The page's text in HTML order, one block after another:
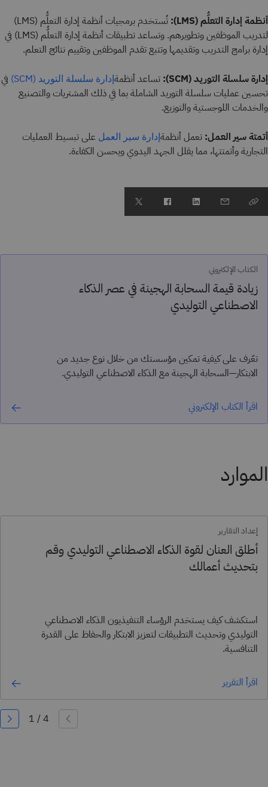
أنظمة إدارة التعلُّم (LMS):
تُستخدم برمجيات أنظمة إدارة التعلُّم (LMS)
لتدريب الموظفين وتطويرهم. وتساعد تطبيقات أنظمة إدارة التعلُّم (LMS) في
إدارة برامج التدريب وتقديمها وتتبع تقدم الموظفين وتقييم نتائج التعلم.
إدارة سلسلة التوريد (SCM): تساعد أنظمةإدارة سلسلة التوريد (SCM)
في
تحسين عمليات سلسلة التوريد الشاملة بما في ذلك المشتريات والتصنيع
والخدمات اللوجستية والتوزيع.
أتمتة سير العمل: تعمل أنظمةإدارة سير العمل على تبسيط العمليات
التجارية وأتمتتها، مما يقلل الجهد اليدوي ويحسن الكفاءة.
الكتاب الإلكتروني
زيادة قيمة السحابة الهجينة في عصر الذكاء
الاصطناعي التوليدي
تعّرف على كيفية تمكين مؤسستك من خلال نوع جديد من
الابتكار—السحابة الهجينة مع الذكاء الاصطناعي التوليدي.
اقرأ الكتاب الإلكتروني
الموارد
إعداد التقارير
أطلق العنان لقوة الذكاء الاصطناعي التوليدي وقم
بتحديث أعمالك
استكشف كيف يستخدم الرؤساء التنفيذيون الذكاء الاصطناعي
التوليدي وتحديث التطبيقات لتعزيز الابتكار والحفاظ على القدرة
التنافسية.
اقرأ التقرير